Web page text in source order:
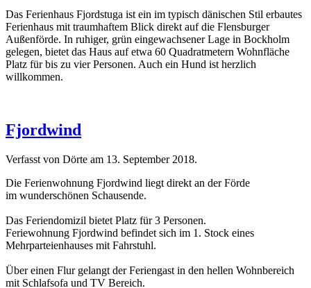
Das Ferienhaus Fjordstuga ist ein im typisch dänischen Stil erbautes
Ferienhaus mit traumhaftem Blick direkt auf die Flensburger
Außenförde. In ruhiger, grün eingewachsener Lage in Bockholm
gelegen, bietet das Haus auf etwa 60 Quadratmetern Wohnfläche
Platz für bis zu vier Personen. Auch ein Hund ist herzlich
willkommen.
Fjordwind
Verfasst von Dörte am 13. September 2018.
Die Ferienwohnung Fjordwind liegt direkt an der Förde
im wunderschönen Schausende.
Das Feriendomizil bietet Platz für 3 Personen.
Feriewohnung Fjordwind befindet sich im 1. Stock eines
Mehrparteienhauses mit Fahrstuhl.
Über einen Flur gelangt der Feriengast in den hellen Wohnbereich
mit Schlafsofa und TV Bereich.